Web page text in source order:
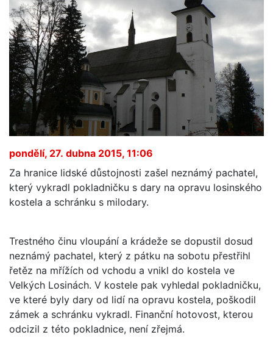
pondělí, 27. dubna 2015, 11:06
Za hranice lidské důstojnosti zašel neznámý pachatel,
který vykradl pokladničku s dary na opravu losinského
kostela a schránku s milodary.
Trestného činu vloupání a krádeže se dopustil dosud
neznámý pachatel, který z pátku na sobotu přestřihl
řetěz na mřížích od vchodu a vnikl do kostela ve
Velkých Losinách. V kostele pak vyhledal pokladničku,
ve které byly dary od lidí na opravu kostela, poškodil
zámek a schránku vykradl. Finanční hotovost, kterou
odcizil z této pokladnice, není zřejmá.